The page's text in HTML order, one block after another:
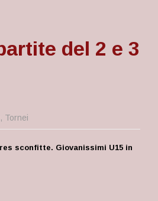
del 2 e 3
, Tornei
sconfitte. Giovanissimi U15 in